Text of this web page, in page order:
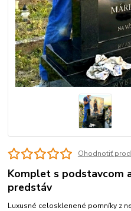
Ohodnotiť
Komplet s podstavcom
predstáv
Luxusné celosklenené pomníky z